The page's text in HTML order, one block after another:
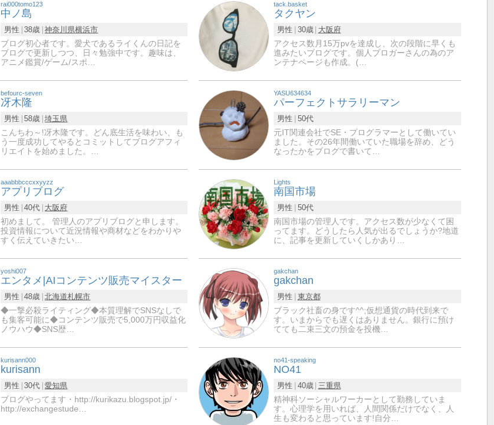
rai000tomo123
中ノ島
男性 38歳 神奈川県横浜市
ブログ初心者です。愛犬であるライくんの日記を
ブログで更新しつつ、日々勉強中です。趣味は、
アニメ鑑賞/ゲーム/スポ…
tack.basket
タクヤン
男性 30歳
大阪府
アクセス数月15万pvを達成し、次の段階に早くも
進みたいブログです。個人ブロガーさんの為のア
ンテナページも作成。(…
befourc-seven
冴木隆
男性 58歳 埼玉県
こんちわ～!冴木隆です。どん底生活を味わい、も
う一度成功してやるとコミットしてブログアフィ
リエイトを始めました。…
YASU634634
パーフェクトサラリーマン
男性
50代
元IT関連会社でSE・プログラマーとして働いてい
ました。その26年間働いていた職場を辞め、どう
なったかをブログで書いて…
aaabbbcccxxyyzz
アプリブログ
男性 40代 大阪府
初めまして。 管理人のアプリブログと申します。
投資情報について近況情報や商材などをわかりや
すく伝えていきたい…
Lights
南国市場
男性
50代
南国市場の管理人です。アクセス数が少なくて困
ってます。どうしたら人気が出るでしょうか?地道
に、記事を更新していくしかあり…
yoshi007
エンタメ|AIコンテンツ販売マイスター
男性 48歳 北海道札幌市
◆一撃必殺ライティング◆本質理解でSNSなしで
も集客可能に◆コンテンツ販売で5,000万円収益化
ノウハウ◆SNS歴…
gakchan
gakchan
男性
東京都
ブラック社畜の身です^^;仮想通貨の時代到来で
す。いまからでも遅くはありません。銀行に預け
てても二束三文の預金を投機…
kurisann000
kurisann
男性 30代 愛知県
ブログやってます・http://kurikazu.blogspot.jp/・
http://exchangestude…
no41-speaking
NO41
男性 40歳 三重県
精神科ソーシャルワーカーとして勤務していま
す。心理学を用いれば、人間関係だけでなく、人
生も変わると思っています!自分…